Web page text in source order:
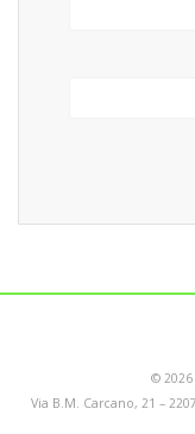
© 2026
Via B.M. Carcano, 21 –